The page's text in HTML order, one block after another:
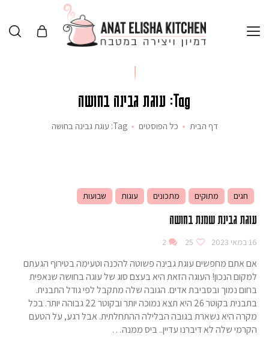
Tag: עוגת גבינה בחושה
דף הבית כל הפוסטים Tag: עוגת גבינה בחושה
חגים מתוקים מתכונים עוגות שבועות
עוגת גבינת שמנת בחושה
16 במאי 2023 25
2
אם אתם מחפשים עוגת גבינה פשוטה להכנה וטעימה בטירוף הגעתם
למקום הנכון! העוגה הזאת היא בעצם סוג של עוגה בחושה שנאפית
בחום נמוך ובסביבת אדים. הגובה שלה מתקבל לפי גודל התבנית.
בתבנית בקוטר 26 היא תצא נמוכה יותר ובקוטר 22 גבוהה יותר. בכל
מקרה היא נשארת בגובה הבלילה ההתחלתית. אבל רגע, על הטעם
הקרמי שלה לא דיברנו עדיין.. ביס ממנה…